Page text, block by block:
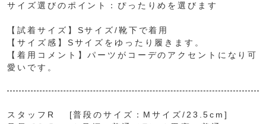
サイズ選びのポイント：ぴったりめを選びます
【試着サイズ】Sサイズ/靴下で着用
【サイズ感】Sサイズをゆったり履きます。
【着用コメント】パーツがコーデのアクセントになり可
愛いです。
スタッフR [普段のサイズ：Mサイズ/23.5cm]